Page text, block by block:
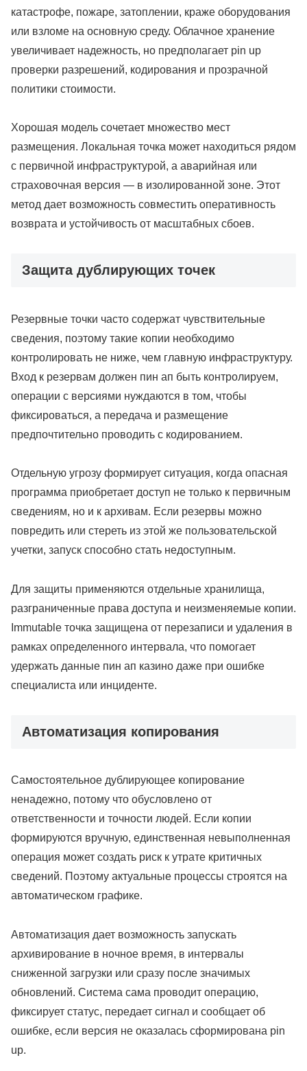
катастрофе, пожаре, затоплении, краже оборудования
или взломе на основную среду. Облачное хранение
увеличивает надежность, но предполагает pin up
проверки разрешений, кодирования и прозрачной
политики стоимости.
Хорошая модель сочетает множество мест
размещения. Локальная точка может находиться рядом
с первичной инфраструктурой, а аварийная или
страховочная версия — в изолированной зоне. Этот
метод дает возможность совместить оперативность
возврата и устойчивость от масштабных сбоев.
Защита дублирующих точек
Резервные точки часто содержат чувствительные
сведения, поэтому такие копии необходимо
контролировать не ниже, чем главную инфраструктуру.
Вход к резервам должен пин ап быть контролируем,
операции с версиями нуждаются в том, чтобы
фиксироваться, а передача и размещение
предпочтительно проводить с кодированием.
Отдельную угрозу формирует ситуация, когда опасная
программа приобретает доступ не только к первичным
сведениям, но и к архивам. Если резервы можно
повредить или стереть из этой же пользовательской
учетки, запуск способно стать недоступным.
Для защиты применяются отдельные хранилища,
разграниченные права доступа и неизменяемые копии.
Immutable точка защищена от перезаписи и удаления в
рамках определенного интервала, что помогает
удержать данные пин ап казино даже при ошибке
специалиста или инциденте.
Автоматизация копирования
Самостоятельное дублирующее копирование
ненадежно, потому что обусловлено от
ответственности и точности людей. Если копии
формируются вручную, единственная невыполненная
операция может создать риск к утрате критичных
сведений. Поэтому актуальные процессы строятся на
автоматическом графике.
Автоматизация дает возможность запускать
архивирование в ночное время, в интервалы
сниженной загрузки или сразу после значимых
обновлений. Система сама проводит операцию,
фиксирует статус, передает сигнал и сообщает об
ошибке, если версия не оказалась сформирована pin
up.